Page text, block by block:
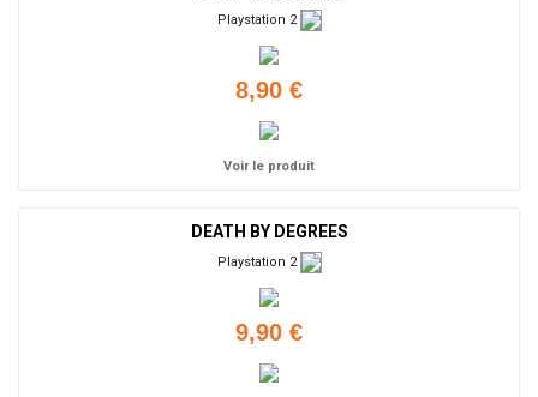
Playstation 2
8,90 €
Voir le produit
DEATH BY DEGREES
Playstation 2
9,90 €